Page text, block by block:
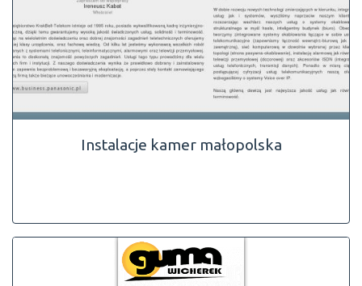
Instalacje kamer małopolska